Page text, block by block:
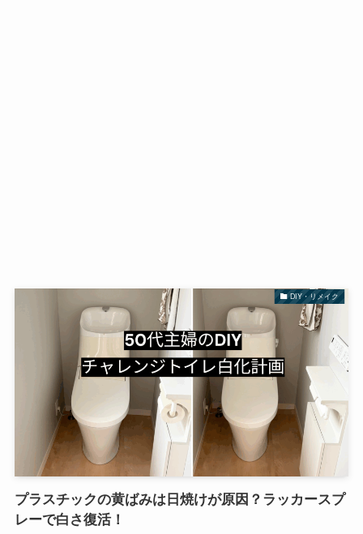
DIY・リメイク
プラスチックの黄ばみは日焼けが原因？ラッカースプ
レーで白さ復活！